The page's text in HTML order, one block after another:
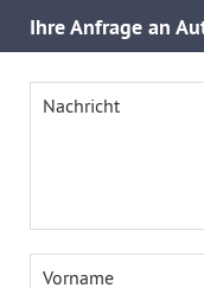
IhreAnfrage an
Nachricht
Vorname